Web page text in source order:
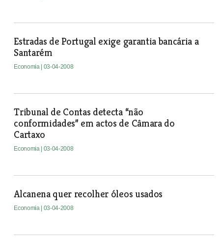
Estradas de Portugal exige garantia bancária a
Santarém
Economia | 03-04-2008
Tribunal de Contas detecta “não
conformidades” em actos de Câmara do
Cartaxo
Economia | 03-04-2008
Alcanena quer recolher óleos usados
Economia | 03-04-2008